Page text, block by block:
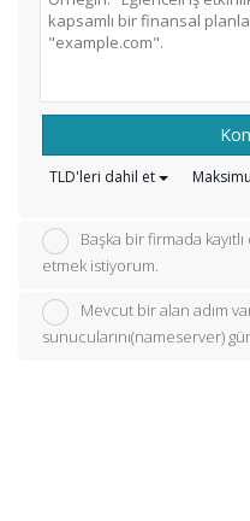
TLD'leri dahil et
Başka bir firmada
etmek istiyorum.
Mevcut bir alan adım
sunucularını(nameserver)